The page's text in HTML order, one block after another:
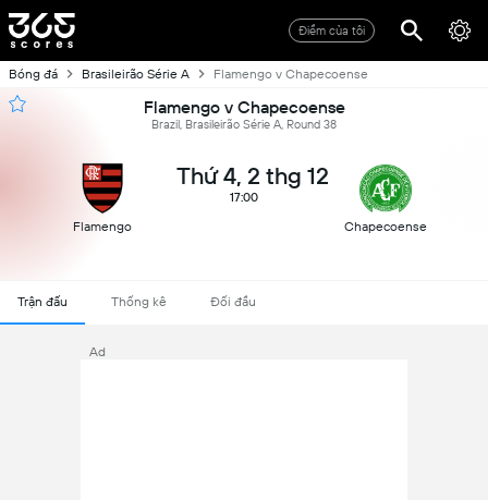
Điểm của tôi
Bóng đá Brasileirão Série A Flamengo v Chapecoense
Flamengo v Chapecoense
Brazil, Brasileirão Série A, Round 38
Flamengo
Thứ 4, 2 thg 12
17:00
Chapecoense
Trận đấu Thống kê Đối đầu
Ad